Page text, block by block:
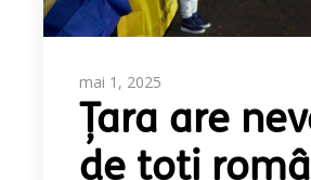
mai 1, 2025
Țara are
de toți